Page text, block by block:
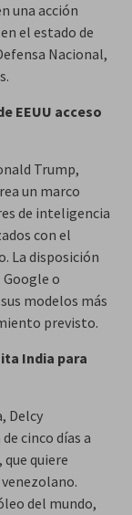
una acción
el estado de
Nacional,
EEUU acceso
Trump,
un marco
de inteligencia
con el
La disposición
o
modelos más
previsto.
India para
Delcy
cinco días a
quiere
del mundo,